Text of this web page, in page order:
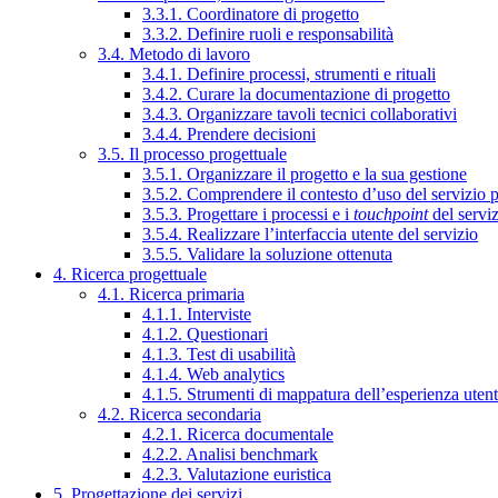
3.3.1. Coordinatore di progetto
3.3.2. Definire ruoli e responsabilità
3.4. Metodo di lavoro
3.4.1. Definire processi, strumenti e rituali
3.4.2. Curare la documentazione di progetto
3.4.3. Organizzare tavoli tecnici collaborativi
3.4.4. Prendere decisioni
3.5. Il processo progettuale
3.5.1. Organizzare il progetto e la sua gestione
3.5.2. Comprendere il contesto d’uso del servizio
3.5.3. Progettare i processi e i touchpointdel
3.5.4. Realizzare l’interfaccia utente del servizio
3.5.5. Validare la soluzione ottenuta
4. Ricerca progettuale
4.1. Ricerca primaria
4.1.1. Interviste
4.1.2. Questionari
4.1.3. Test di usabilità
4.1.4. Web analytics
4.1.5. Strumenti di mappatura dell’esperienza
4.2. Ricerca secondaria
4.2.1. Ricerca documentale
4.2.2. Analisi benchmark
4.2.3. Valutazione euristica
5. Progettazione dei servizi